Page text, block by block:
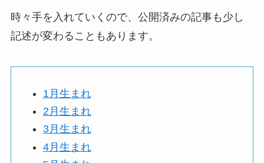
時々手を入れていくので、公開済みの記事も少し
記述が変わることもあります。
1月生まれ
2月生まれ
3月生まれ
4月生まれ